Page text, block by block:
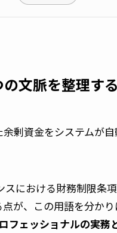
文脈を整理する
剰資金をシステムが
における財務制限条
が、この用語を分かり
フェッショナルの実